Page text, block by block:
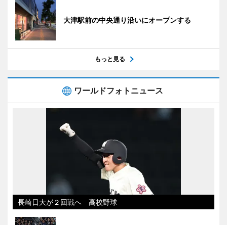
大津駅前の中央通り沿いにオープンする
もっと見る
ワールドフォトニュース
長崎日大が２回戦へ 高校野球